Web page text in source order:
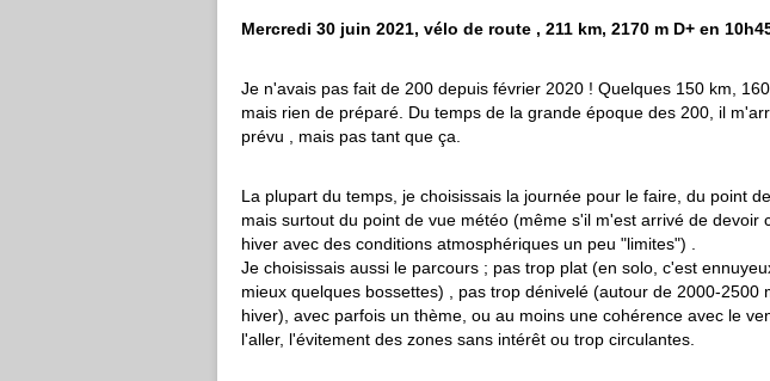
Mercredi 30 juin 2021, vélo de route , 211 km, 2170 m D+ en
Je n'avais pas fait de 200 depuis février 2020 ! Quelques 150 km,
mais rien de préparé. Du temps de la grande époque des 200, il
prévu , mais pas tant que ça.
La plupart du temps, je choisissais la journée pour le faire, du point
mais surtout du point de vue météo (même s'il m'est arrivé de devoir
hiver avec des conditions atmosphériques un peu "limites") .
Je choisissais aussi le parcours ; pas trop plat (en solo, c'est
mieux quelques bossettes) , pas trop dénivelé (autour de 2000-2500
hiver), avec parfois un thème, ou au moins une cohérence avec le
l'aller, l'évitement des zones sans intérêt ou trop circulantes.